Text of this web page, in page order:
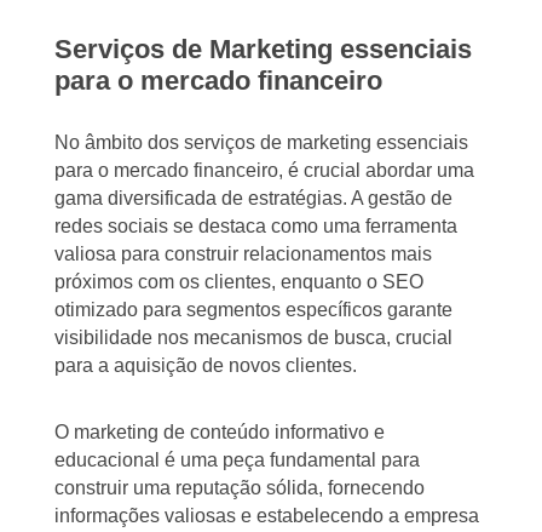
Serviços de Marketing essenciais
para o mercado financeiro
No âmbito dos serviços de marketing essenciais
para o mercado financeiro, é crucial abordar uma
gama diversificada de estratégias. A gestão de
redes sociais se destaca como uma ferramenta
valiosa para construir relacionamentos mais
próximos com os clientes, enquanto o SEO
otimizado para segmentos específicos garante
visibilidade nos mecanismos de busca, crucial
para a aquisição de novos clientes.
O marketing de conteúdo informativo e
educacional é uma peça fundamental para
construir uma reputação sólida, fornecendo
informações valiosas e estabelecendo a empresa